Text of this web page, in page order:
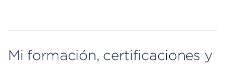
Mi formación, certificaciones y